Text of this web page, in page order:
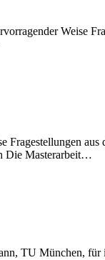
Weise
Die Masterarbeit…
TU München,